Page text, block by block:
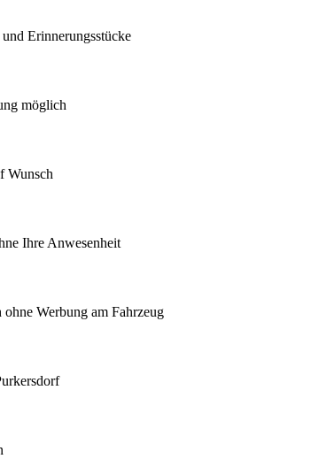
Erinnerungsstücke
möglich
Wunsch
Ihre Anwesenheit
Werbung am Fahrzeug